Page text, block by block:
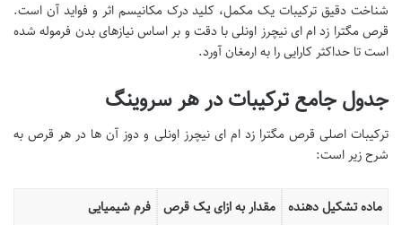
شناخت دقیق ترکیبات یک مکمل، کلید درک مکانیسم اثر و فواید آن است.
قرص مگترا زد ام ای نیچرز اونلی با دقت و بر اساس نیازهای بدن فرموله شده
است تا حداکثر کارایی را به ارمغان آورد.
جدول جامع ترکیبات در هر سروینگ
ترکیبات اصلی قرص مگترا زد ام ای نیچرز اونلی و دوز آن ها در هر قرص به
شرح زیر است:
ماده تشکیل دهنده مقدار به ازای یک قرص
فرم شیمیایی